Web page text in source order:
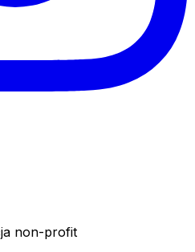
non-profit